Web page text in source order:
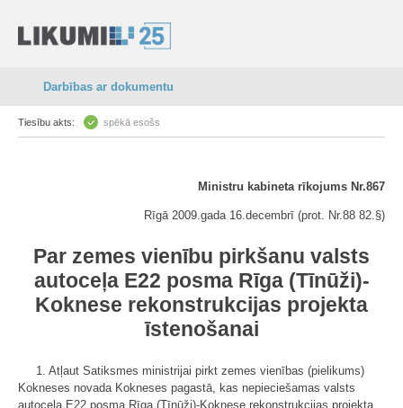
Darbības ar dokumentu
Tiesību akts: spēkā esošs
Ministru kabineta rīkojums Nr.867
Rīgā 2009.gada 16.decembrī (prot. Nr.88 82.§)
Par zemes vienību pirkšanu valsts
autoceļa E22 posma Rīga (Tīnūži)-
Koknese rekonstrukcijas projekta
īstenošanai
1. Atļaut Satiksmes ministrijai pirkt zemes vienības (pielikums)
Kokneses novada Kokneses pagastā, kas nepieciešamas valsts
autoceļa E22 posma Rīga (Tīnūži)-Koknese rekonstrukcijas projekta